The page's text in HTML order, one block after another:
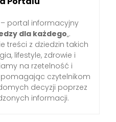
portal informacyjny
dla każdego„.
treści z dziedzin takich
lifestyle, zdrowie i
na rzetelność i
czytelnikom
decyzji poprzez
informacji.